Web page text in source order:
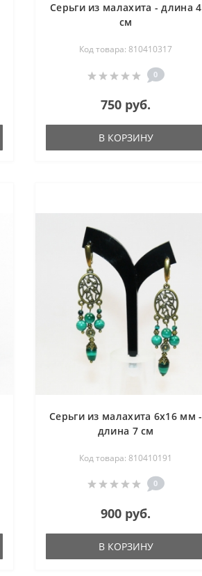
Серьги из малахита - длина 4
см
Код товара: 810410317
0
750 руб.
В КОРЗИНУ
Серьги из малахита 6х16 мм -
длина 7 см
Код товара: 810410191
0
900 руб.
В КОРЗИНУ